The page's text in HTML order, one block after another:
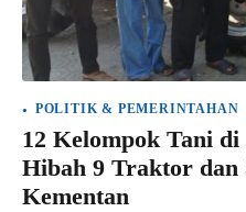
POLITIK & PEMERINTAHAN
12 Kelompok Tani
Hibah 9 Traktor dan
Kementan